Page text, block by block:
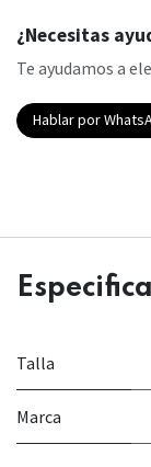
¿Necesitas
Te ayudamos a
Hablar por
Talla
Marca